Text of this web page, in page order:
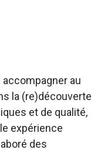
au
la (re)découverte
et de qualité,
expérience
des